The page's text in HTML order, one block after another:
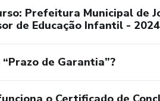
Prefeitura Municipal de
de Educação Infantil - 2024
de Garantia”?